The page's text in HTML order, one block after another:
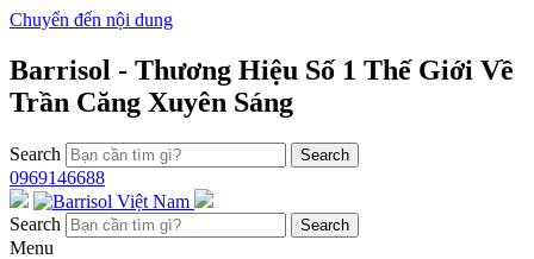
Chuyển đến nội dung
Barrisol - Thương Hiệu Số 1 Thế Giới Về
Trần Căng Xuyên Sáng
Search
0969146688
Search
Menu